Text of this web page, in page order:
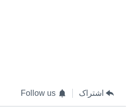
اشتراک Follow us